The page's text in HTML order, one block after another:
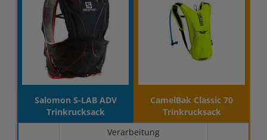
Salomon S-LAB ADV
Trinkrucksack
CamelBak Classic 70
Trinkrucksack
Verarbeitung